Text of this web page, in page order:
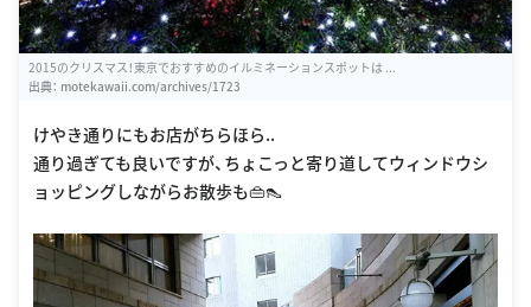
2015のクリスマス！東京でおすすめのイルミネーションスポットは ...
出典： motekawaii.com/archives/1723
けやき通りにもお店がちらほら..
通り過ぎても良いですが、ちょこっと寄り道してウィンドウシ
ョッピングしながらお散歩も👜👠